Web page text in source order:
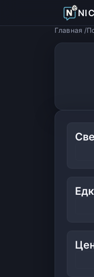
Главная